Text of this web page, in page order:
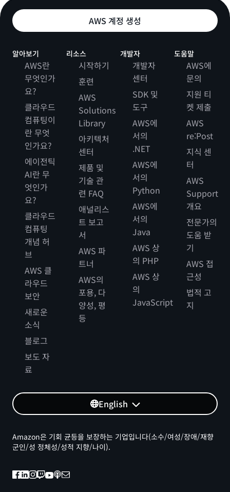
AWS 계정 생성
알아보기
AWS란
무엇인가
요?
클라우드
컴퓨팅이
란 무엇
인가요?
에이전틱
AI란 무
엇인가
요?
클라우드
컴퓨팅
개념 허
브
AWS 클
라우드
보안
새로운
소식
블로그
보도 자
료
리소스
시작하기
훈련
AWS
Solutions
Library
아키텍처
센터
제품 및
기술 관
련 FAQ
애널리스
트 보고
서
AWS 파
트너
AWS의
포용, 다
양성, 평
등
개발자
개발자
센터
SDK 및
도구
AWS에
서의
.NET
AWS에
서의
Python
AWS에
서의
Java
AWS 상
의 PHP
AWS 상
의
JavaScript
도움말
AWS에
문의
지원 티
켓 제출
AWS
re:Post
지식 센
터
AWS
Support
개요
전문가의
도움 받
기
AWS 접
근성
법적 고
지
English
Amazon은 기회 균등을 보장하는 기업입니다(소수/여성/장애/재향
군인/성 정체성/성적 지향/나이).